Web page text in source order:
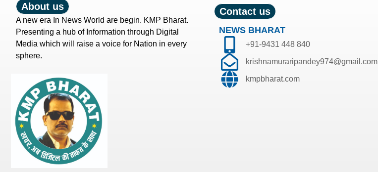
About us
A new era In News World are begin. KMP Bharat.
Presenting a hub of Information through Digital
Media which will raise a voice for Nation in every
sphere.
Contact us
NEWS BHARAT
+91-9431 448 840
krishnamuraripandey974@gmail.com
kmpbharat.com